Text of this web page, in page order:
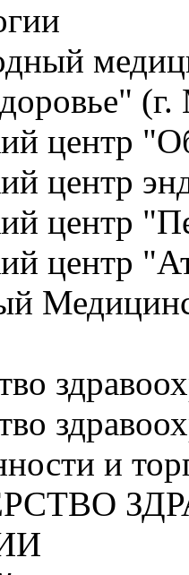
(г.
центр
центр
центр
центр
и